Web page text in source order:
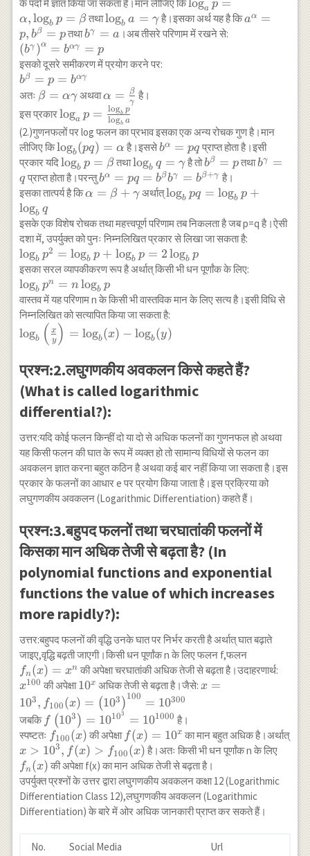
p
के पदों में ज्ञात किया जा सकता है।मान लीजिए कि\log_{a}
p=\alpha
,\log
loga p =
α,logb p = β तथा\log _{b}
a=\gamma
logb a = γहै।इसका अर्थ यह है किaα =
p, bβ = pतथाb^{\gamma}=a
bγ = a ।अब तीसरे परिणाम में रखने से:
\left(b^{\gamma}\right)^{\alpha
}=b^{\alpha \gamma}=p
(bγ )α = bαγ = p
इसको दूसरे समीकरण में प्रयोग करने पर:
b^{\beta}=p=b^{\alpha
\gamma}
bβ = p = bαγ
अतः \beta=\alpha
\gamma
β = αγअथवा\alpha=\frac{\beta}
{\gamma}
α = γ
β है।
इस प्रकार\log_{a}
p=\frac{\log_{b}
p}{\log _{b} a}
loga p = logb a
logb p
(2.)गुणनफलों पर log फलन का प्रभाव इसका एक अन्य रोचक गुण है।मान
लीजिए कि\log _{b}
(p
q)=\alpha
logb(pq) = α है।इससेb^{\alpha}=p
q
bα = pqप्राप्त होता है।इसी
प्रकार यदि\log
_{b}
p=\beta
logb p = β तथा\log _{b}
q=\gamma
logb q = γ है तोb^{\beta}=p
bβ = pतथाbγ =
qप्राप्त होता है।परन्तुb^{\alpha}=p q=b^{\beta}
b^{\gamma}=b^{\beta+\gamma}
bα = pq = bβbγ = bβ+γ है।
इसका तात्पर्य है कि\alpha=\beta+\gamma
α = β + γ अर्थात्\log_{b} p
p+\log
_{b} q
logb pq = logb p +
logb q
इसके एक विशेष रोचक तथा महत्त्वपूर्ण परिणाम तब निकलता है जब p=q है।ऐसी
दशा में, उपर्युक्त को पुनः निम्नलिखित प्रकार से लिखा जा सकता है:
\log_{b}
p^{2}=\log_{b}
p+\log_{b}
p=2 \log_{b} p
logb p2 = logb p + logb p = 2logb p
इसका सरल व्यापकीकरण रूप है अर्थात् किसी भी धन पूर्णांक के लिए:
\log_{b}
p^{n}=n
\log
_{b} p
logb pn = nlogb p
वास्तव में यह परिणाम n के किसी भी वास्तविक मान के लिए सत्य है।इसी विधि से
निम्नलिखित को सत्यापित किया जा सकता है:
\log_{b}\left(\frac{x}
{y}\right)=\log_{b}
logb ( y
x ) = logb(x) − logb(y)
प्रश्न:2.लघुगणकीय अवकलन किसे कहते हैं?
(What is called logarithmic
differential?):
उत्तर:यदि कोई फलन किन्हीं दो या दो से अधिक फलनों का गुणनफल हो अथवा
यह किसी फलन की घात के रूप में व्यक्त हो तो सामान्य विधियों से फलन का
अवकलन ज्ञात करना बहुत कठिन है अथवा कई बार नहीं किया जा सकता है।इस
प्रकार के फलनों का आधार e पर प्रयोग किया जाता है।इस प्रक्रिया को
लघुगणकीय अवकलन (Logarithmic Differentiation) कहते हैं।
प्रश्न:3.बहुपद फलनों तथा चरघातांकी फलनों में
किसका मान अधिक तेजी से बढ़ता है? (In
polynomial functions and exponential
functions the value of which increases
more rapidly?):
उत्तर:बहुपद फलनों की वृद्धि उनके घात पर निर्भर करती है अर्थात् घात बढ़ाते
जाइए,वृद्धि बढ़ती जाएगी।किसी धन पूर्णांक n के लिए फलन f,फलनf_{n}
(x)=x^{n}
fn(x) = xn की अपेक्षा चरघातांकी अधिक तेजी से बढ़ता है।उदाहरणार्थ:
x100 की अपेक्षा10^{x}
10x अधिक तेजी से बढ़ता है।जैसे: x=10^{3}, f_{100}
x =
103 , f100 (x) = (103 ) 100 = 10300
जबकि f\left(10^{3}\right)=10^{10^{3}}=10^{1000}
f (103 ) = 10103 = 101000 है।
स्पष्टतः f_{100}
(x)
f100 (x) की अपेक्षा f(x)=10^{x}
f(x) = 10x का मान बहुत अधिक है।अर्थात्
x>10^{3},
f(x)>f_{100}
(x)
x > 103 , f(x) > f100 (x) है।अतः किसी भी धन पूर्णांक n के लिएf_{n}
fn(x) की अपेक्षा f(x) का मान अधिक तेजी से बढ़ता है।
उपर्युक्त प्रश्नों के उत्तर द्वारा लघुगणकीय अवकलन कक्षा 12 (Logarithmic
Differentiation Class 12),लघुगणकीय अवकलन (Logarithmic
Differentiation) के बारे में ओर अधिक जानकारी प्राप्त कर सकते हैं।
No. Social Media Url